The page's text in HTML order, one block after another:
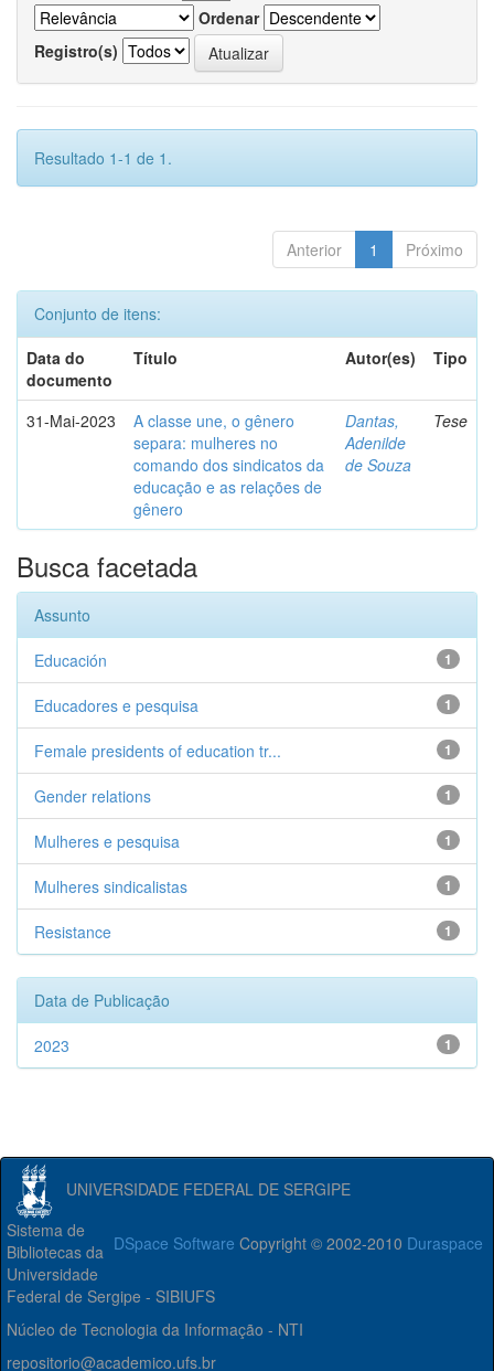
Ordenar
Registro(s)
Resultado 1-1 de 1.
Anterior 1 Próximo
Conjunto de itens:
Data do
documento
Título Autor(es) Tipo
31-Mai-2023
A classe une, o gênero
separa: mulheres no
comando dos sindicatos da
educação e as relações de
gênero
Dantas,
Adenilde
de Souza
Tese
Busca facetada
Assunto
1
Educación
1
Educadores e pesquisa
1
Female presidents of education tr...
1
Gender relations
1
Mulheres e pesquisa
1
Mulheres sindicalistas
1
Resistance
Data de Publicação
1
2023
UNIVERSIDADE FEDERAL DE SERGIPE
DSpace Software Copyright © 2002-2010 Duraspace
Sistema de
Bibliotecas da
Universidade
Federal de Sergipe - SIBIUFS
Núcleo de Tecnologia da Informação - NTI
repositorio@academico.ufs.br